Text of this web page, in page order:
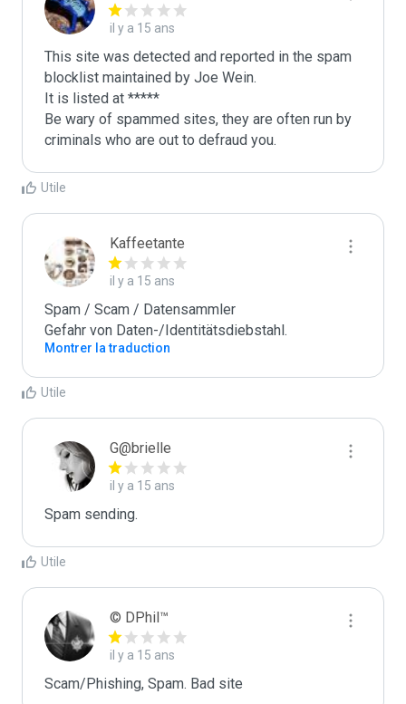
il y a 15 ans
This site was detected and reported in the spam
blocklist maintained by Joe Wein.
It is listed at *****
Be wary of spammed sites, they are often run by
criminals who are out to defraud you.
Utile
Kaffeetante
il y a 15 ans
Spam / Scam / Datensammler
Gefahr von Daten-/Identitätsdiebstahl.
Montrer la traduction
Utile
G@brielle
il y a 15 ans
Spam sending.
Utile
© DPhil™
il y a 15 ans
Scam/Phishing, Spam. Bad site